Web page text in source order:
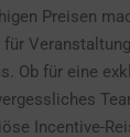
Preisen
Ob für eine
Incentive-